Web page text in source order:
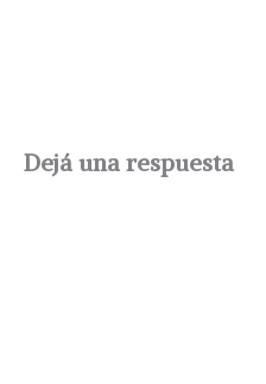
Dejá una respuesta